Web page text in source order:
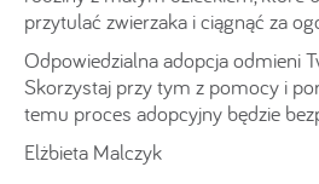
przytulać zwierzaka i ciągnąć za
Odpowiedzialna adopcja odmieni
Skorzystaj przy tym z pomocy i
temu proces adopcyjny będzie
Elżbieta Malczyk